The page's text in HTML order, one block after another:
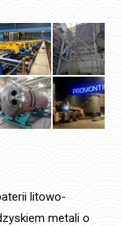
litowo-
metali o